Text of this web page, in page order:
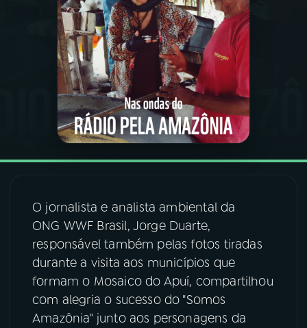
VIDEOCASTS
ÚLTIMAS
FESTIVAL DE MÚSICA
Instagram X
TikTok
O jornalista e analista ambiental da
ONG WWF Brasil, Jorge Duarte,
responsável também pelas fotos tiradas
durante a visita aos municípios que
formam o Mosaico do Apuí, compartilhou
com alegria o sucesso do "Somos
Amazônia" junto aos personagens da